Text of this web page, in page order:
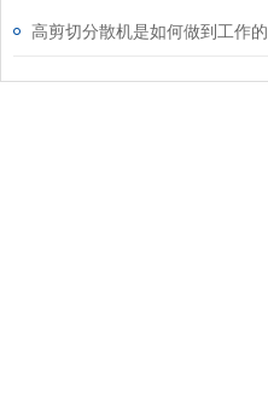
高剪切分散机是如何做到工作的